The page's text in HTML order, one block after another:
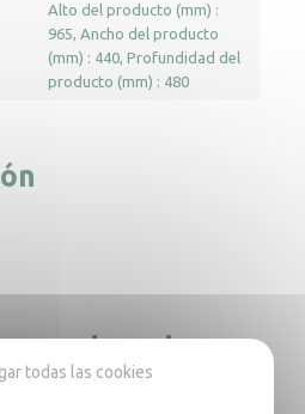
Alto del producto (mm) :
965 Ancho del producto
(mm) : 440 Profundidad del
producto (mm) : 480
descubra
todas las cookies